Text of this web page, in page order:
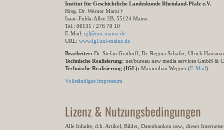
Institut für Geschichtliche Landeskunde Rheinland-Pfalz e.V.
Hrsg. Dr. Werner Marzi †
Isaac-Fulda-Allee 2B, 55124 Mainz
Tel.: 06131 / 276 70 10
E-Mail: igl@uni-mainz.de
URL: www.igl.uni-mainz.de
Bearbeiter: Dr. Stefan Grathoff, Dr. Regina Schäfer, Ulrich
Technische Realisierung: net/bureau new media services GmbH &
Technische Realisierung (IGL): Maximilian Wegner (E-Mail)
Vollständiges Impressum
Lizenz & Nutzungsbedingungen
Alle Inhalte, d.h. Artikel, Bilder, Datenbanken usw., dieser